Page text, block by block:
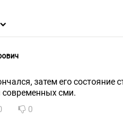
затем его состояние
современных сми.
0